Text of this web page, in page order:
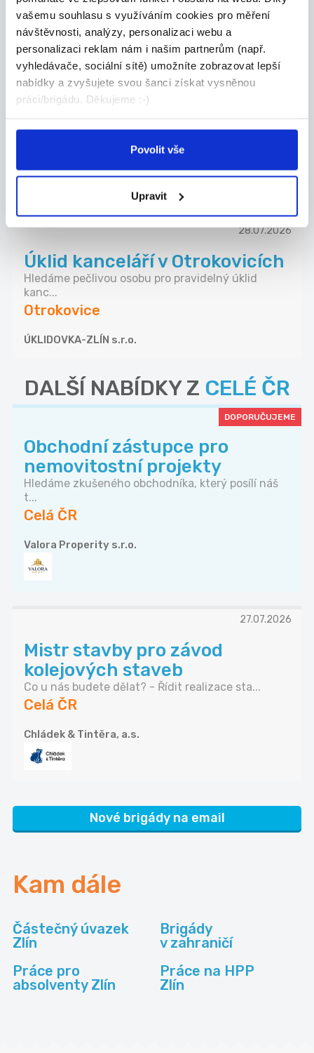
vašemu souhlasu s využíváním cookies pro měření
návštěvnosti, analýzy, personalizaci webu a
personalizaci reklam nám i našim partnerům (např.
vyhledávače, sociální sítě) umožníte zobrazovat lepší
nabídky a zvyšujete svou šanci získat vysněnou
práci/brigádu. Děkujeme :-)
Povolit vše
Upravit
01.08.2026
Do Burger Brothers U Koňa
hledáme paní na umývání
28.07.2026
Úklid kanceláří v Otrokovicích
Hledáme pečlivou osobu pro pravidelný úklid
kanc...
Otrokovice
ÚKLIDOVKA-ZLÍN s.r.o.
DALŠÍ NABÍDKY Z CELÉ ČR
DOPORUČUJEME
Obchodní zástupce pro
nemovitostní projekty
Hledáme zkušeného obchodníka, který posílí náš
t...
Celá ČR
Valora Properity s.r.o.
27.07.2026
Mistr stavby pro závod
kolejových staveb
Co u nás budete dělat? - Řídit realizace sta...
Celá ČR
Chládek & Tintěra, a.s.
Nové brigády na email
Kam dále
Částečný úvazek
Zlín
Brigády
v zahraničí
Práce pro
absolventy Zlín
Práce na HPP
Zlín